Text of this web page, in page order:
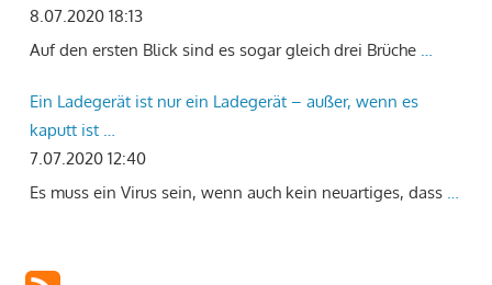
8.07.2020 18:13
Auf den ersten Blick sind es sogar gleich drei Brüche …
Ein Ladegerät ist nur ein Ladegerät – außer, wenn es
kaputt ist …
7.07.2020 12:40
Es muss ein Virus sein, wenn auch kein neuartiges, dass …